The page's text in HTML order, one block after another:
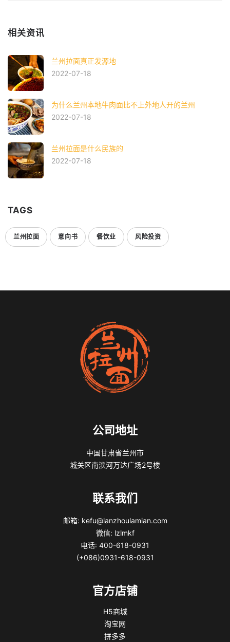
相关资讯
兰州拉面真正发源地
2022-07-18
为什么兰州本地牛肉面比不上外地人开的兰州
2022-07-18
兰州拉面是什么民族的
2022-07-18
TAGS
兰州拉面 意向书 餐饮业 风险投资
公司地址
中国甘肃省兰州市
城关区南滨河万达广场2号楼
联系我们
邮箱: kefu@lanzhoulamian.com
微信: lzlmkf
电话: 400-618-0931
(+086)0931-618-0931
官方店铺
H5商城
淘宝网
拼多多